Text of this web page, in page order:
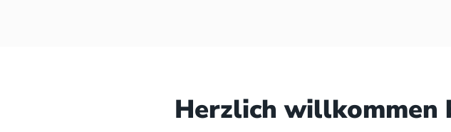
Herzlich willkommen